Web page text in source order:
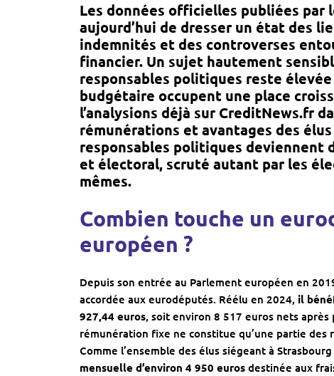
Les données officielles publiées
aujourd’hui de dresser un état des
indemnités et des controverses
financier. Un sujet hautement
responsables politiques reste
budgétaire occupent une place
l’analysions déjà surCreditNews.fr
rémunérations et avantages des
responsables politiques deviennent
et électoral, scruté autant par les
mêmes.
Combien touche un
européen ?
Depuis son entrée au Parlement européen en
accordée aux eurodéputés. Réélu en 2024, il
927,44 euros, soit environ 8 517 euros nets
rémunération fixe ne constitue qu’une partie
Comme l’ensemble des élus siégeant à
mensuelle d’environ 4 950 euros destinée aux